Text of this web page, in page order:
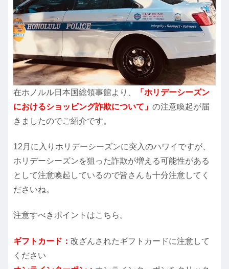
在ホノルル日本国総領事館より、
「ホリデーシーズン
におけるショッピング詐欺について」 の注意喚起が届
きましたのでご紹介です。
12月に入りホリデーシーズンに突入のハワイですが、
ホリデーシーズンを狙った詐欺が増える可能性がある
として注意喚起しているので皆さんも十分注意してく
ださいね。
注意すべきポイントはこちら。
ギフトカード： 改ざんされたギフトカードに注意して
ください